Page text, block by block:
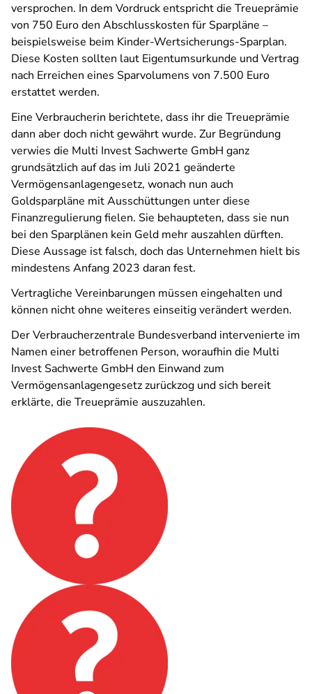
versprochen. In dem Vordruck entspricht die Treueprämie
von 750 Euro den Abschlusskosten für Sparpläne –
beispielsweise beim Kinder-Wertsicherungs-Sparplan.
Diese Kosten sollten laut Eigentumsurkunde und Vertrag
nach Erreichen eines Sparvolumens von 7.500 Euro
erstattet werden.
Eine Verbraucherin berichtete, dass ihr die Treueprämie
dann aber doch nicht gewährt wurde. Zur Begründung
verwies die Multi Invest Sachwerte GmbH ganz
grundsätzlich auf das im Juli 2021 geänderte
Vermögensanlagengesetz, wonach nun auch
Goldsparpläne mit Ausschüttungen unter diese
Finanzregulierung fielen. Sie behaupteten, dass sie nun
bei den Sparplänen kein Geld mehr auszahlen dürften.
Diese Aussage ist falsch, doch das Unternehmen hielt bis
mindestens Anfang 2023 daran fest.
Vertragliche Vereinbarungen müssen eingehalten und
können nicht ohne weiteres einseitig verändert werden.
Der Verbraucherzentrale Bundesverband intervenierte im
Namen einer betroffenen Person, woraufhin die Multi
Invest Sachwerte GmbH den Einwand zum
Vermögensanlagengesetz zurückzog und sich bereit
erklärte, die Treueprämie auszuzahlen.